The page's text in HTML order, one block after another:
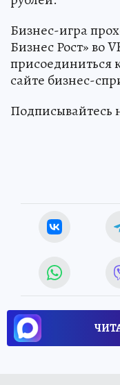
Бизнес-игра
Бизнес Рост» во
присоединиться
сайте бизнес-
Подписывайтесь